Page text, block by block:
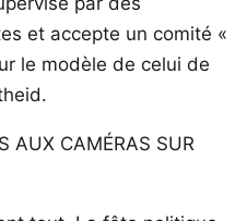
et accepte un comité «
le modèle de celui de
AUX CAMÉRAS SUR